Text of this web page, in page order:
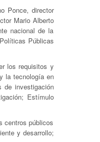
Ponce, director
Mario Alberto
nacional de la
Públicas
los requisitos y
la tecnología en
de investigación
Estímulo
centros públicos
y desarrollo;